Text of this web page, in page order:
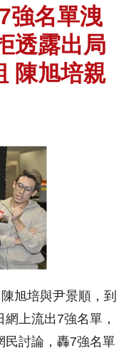
強名單洩
透露出局
陳旭培親
旭培與尹景順，到
上流出7強名單，
民討論，轟7強名單